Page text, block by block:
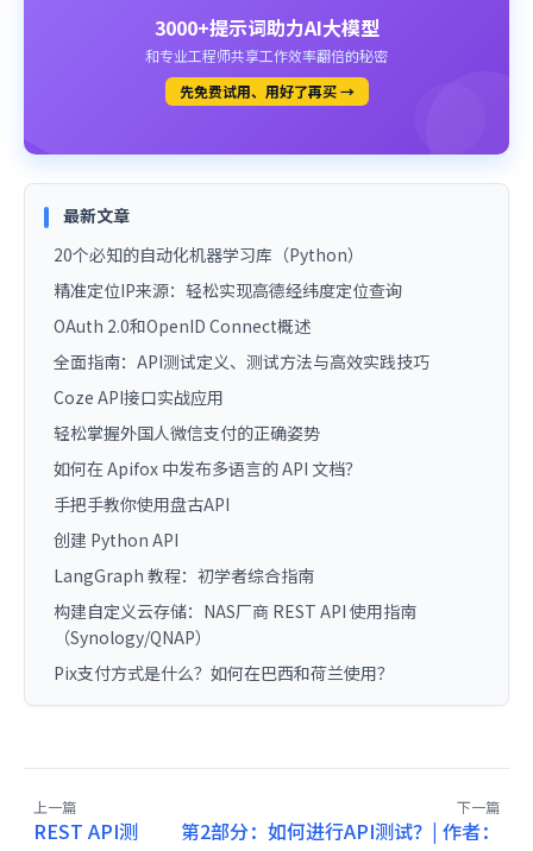
3000+提示词助力AI大模型
和专业工程师共享工作效率翻倍的秘密
先免费试用、用好了再买 →
最新文章
20个必知的自动化机器学习库（Python）
精准定位IP来源：轻松实现高德经纬度定位查询
OAuth 2.0和OpenID Connect概述
全面指南：API测试定义、测试方法与高效实践技巧
Coze API接口实战应用
轻松掌握外国人微信支付的正确姿势
如何在 Apifox 中发布多语言的 API 文档？
手把手教你使用盘古API
创建 Python API
LangGraph 教程：初学者综合指南
构建自定义云存储：NAS厂商 REST API 使用指南
（Synology/QNAP）
Pix支付方式是什么？如何在巴西和荷兰使用？
上一篇
REST API测
下一篇
第2部分：如何进行API测试？| 作者：